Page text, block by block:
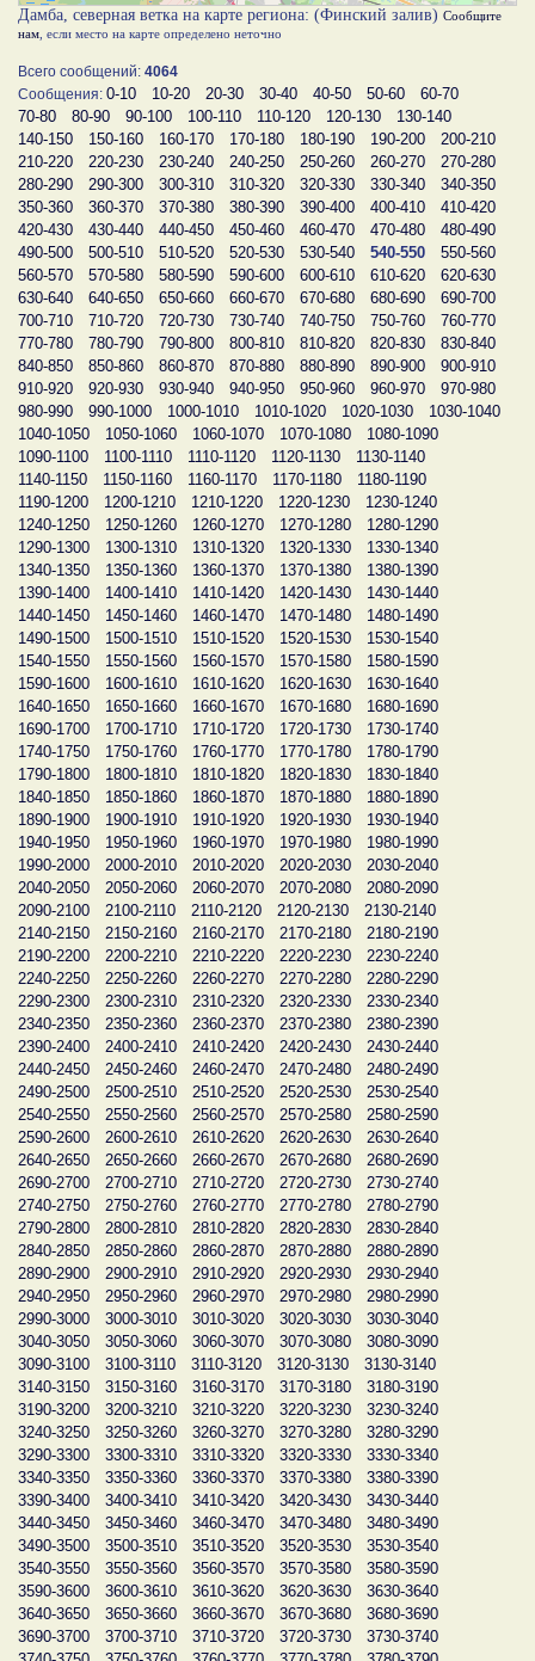
Дамба, северная ветка на карте региона: (Финский залив) Сообщите
нам , если место на карте определено неточно
Всего сообщений: 4064
Сообщения: 0-10 10-20 20-30 30-40 40-50 50-60
60-70
70-80
80-90 90-100 100-110 110-120 120-130
130-140
140-150
150-160 160-170 170-180 180-190 190-200
200-210
210-220
220-230 230-240 240-250 250-260 260-270
270-280
280-290
290-300 300-310 310-320 320-330 330-340
340-350
350-360
360-370 370-380 380-390 390-400 400-410
410-420
420-430
430-440 440-450 450-460 460-470 470-480
480-490
490-500
500-510 510-520 520-530 530-540 540-550
550-560
560-570
570-580 580-590 590-600 600-610 610-620
620-630
630-640
640-650 650-660 660-670 670-680 680-690
690-700
700-710
710-720 720-730 730-740 740-750 750-760
760-770
770-780
780-790 790-800 800-810 810-820 820-830
830-840
840-850
850-860 860-870 870-880 880-890 890-900
900-910
910-920
920-930 930-940 940-950 950-960 960-970
970-980
980-990
990-1000 1000-1010 1010-1020 1020-1030
1030-1040
1040-1050
1050-1060 1060-1070 1070-1080
1080-1090
1090-1100
1100-1110 1110-1120 1120-1130
1130-1140
1140-1150
1150-1160 1160-1170 1170-1180
1180-1190
1190-1200
1200-1210 1210-1220 1220-1230
1230-1240
1240-1250
1250-1260 1260-1270 1270-1280
1280-1290
1290-1300
1300-1310 1310-1320 1320-1330
1330-1340
1340-1350
1350-1360 1360-1370 1370-1380
1380-1390
1390-1400
1400-1410 1410-1420 1420-1430
1430-1440
1440-1450
1450-1460 1460-1470 1470-1480
1480-1490
1490-1500
1500-1510 1510-1520 1520-1530
1530-1540
1540-1550
1550-1560 1560-1570 1570-1580
1580-1590
1590-1600
1600-1610 1610-1620 1620-1630
1630-1640
1640-1650
1650-1660 1660-1670 1670-1680
1680-1690
1690-1700
1700-1710 1710-1720 1720-1730
1730-1740
1740-1750
1750-1760 1760-1770 1770-1780
1780-1790
1790-1800
1800-1810 1810-1820 1820-1830
1830-1840
1840-1850
1850-1860 1860-1870 1870-1880
1880-1890
1890-1900
1900-1910 1910-1920 1920-1930
1930-1940
1940-1950
1950-1960 1960-1970 1970-1980
1980-1990
1990-2000
2000-2010 2010-2020 2020-2030
2030-2040
2040-2050
2050-2060 2060-2070 2070-2080
2080-2090
2090-2100
2100-2110 2110-2120 2120-2130
2130-2140
2140-2150
2150-2160 2160-2170 2170-2180
2180-2190
2190-2200
2200-2210 2210-2220 2220-2230
2230-2240
2240-2250
2250-2260 2260-2270 2270-2280
2280-2290
2290-2300
2300-2310 2310-2320 2320-2330
2330-2340
2340-2350
2350-2360 2360-2370 2370-2380
2380-2390
2390-2400
2400-2410 2410-2420 2420-2430
2430-2440
2440-2450
2450-2460 2460-2470 2470-2480
2480-2490
2490-2500
2500-2510 2510-2520 2520-2530
2530-2540
2540-2550
2550-2560 2560-2570 2570-2580
2580-2590
2590-2600
2600-2610 2610-2620 2620-2630
2630-2640
2640-2650
2650-2660 2660-2670 2670-2680
2680-2690
2690-2700
2700-2710 2710-2720 2720-2730
2730-2740
2740-2750
2750-2760 2760-2770 2770-2780
2780-2790
2790-2800
2800-2810 2810-2820 2820-2830
2830-2840
2840-2850
2850-2860 2860-2870 2870-2880
2880-2890
2890-2900
2900-2910 2910-2920 2920-2930
2930-2940
2940-2950
2950-2960 2960-2970 2970-2980
2980-2990
2990-3000
3000-3010 3010-3020 3020-3030
3030-3040
3040-3050
3050-3060 3060-3070 3070-3080
3080-3090
3090-3100
3100-3110 3110-3120 3120-3130
3130-3140
3140-3150
3150-3160 3160-3170 3170-3180
3180-3190
3190-3200
3200-3210 3210-3220 3220-3230
3230-3240
3240-3250
3250-3260 3260-3270 3270-3280
3280-3290
3290-3300
3300-3310 3310-3320 3320-3330
3330-3340
3340-3350
3350-3360 3360-3370 3370-3380
3380-3390
3390-3400
3400-3410 3410-3420 3420-3430
3430-3440
3440-3450
3450-3460 3460-3470 3470-3480
3480-3490
3490-3500
3500-3510 3510-3520 3520-3530
3530-3540
3540-3550
3550-3560 3560-3570 3570-3580
3580-3590
3590-3600
3600-3610 3610-3620 3620-3630
3630-3640
3640-3650
3650-3660 3660-3670 3670-3680
3680-3690
3690-3700
3700-3710 3710-3720 3720-3730
3730-3740